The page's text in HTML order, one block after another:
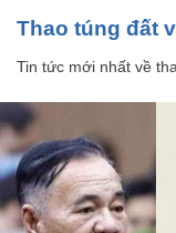
thao túng đất
Tin tức mới nhất về